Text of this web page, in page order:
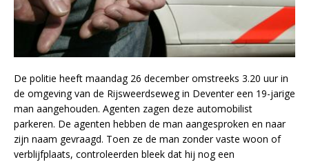
De politie heeft maandag 26 december omstreeks 3.20 uur in
de omgeving van de Rijsweerdseweg in Deventer een 19-jarige
man aangehouden. Agenten zagen deze automobilist
parkeren. De agenten hebben de man aangesproken en naar
zijn naam gevraagd. Toen ze de man zonder vaste woon of
verblijfplaats, controleerden bleek dat hij nog een